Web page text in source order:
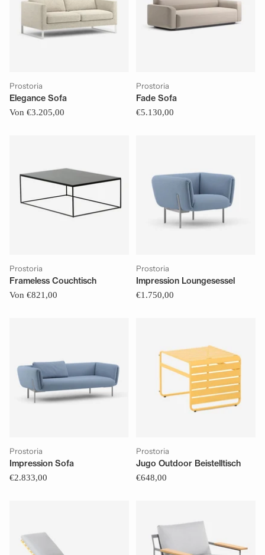
Prostoria
Elegance Sofa
Von €3.205,00
Prostoria
Fade Sofa
€5.130,00
Prostoria
Frameless Couchtisch
Von €821,00
Prostoria
Impression Loungesessel
€1.750,00
Prostoria
Impression Sofa
€2.833,00
Prostoria
Jugo Outdoor Beistelltisch
€648,00